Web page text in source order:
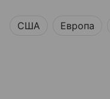
США Европа